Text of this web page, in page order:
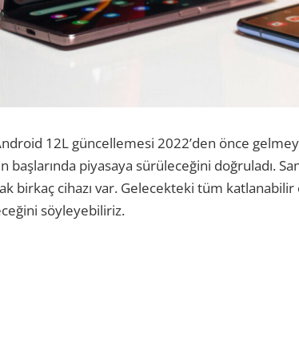
12L güncellemesi 2022’den önce
başlarında piyasaya sürüleceğini doğruladı.
birkaç cihazı var. Gelecekteki tüm
söyleyebiliriz.